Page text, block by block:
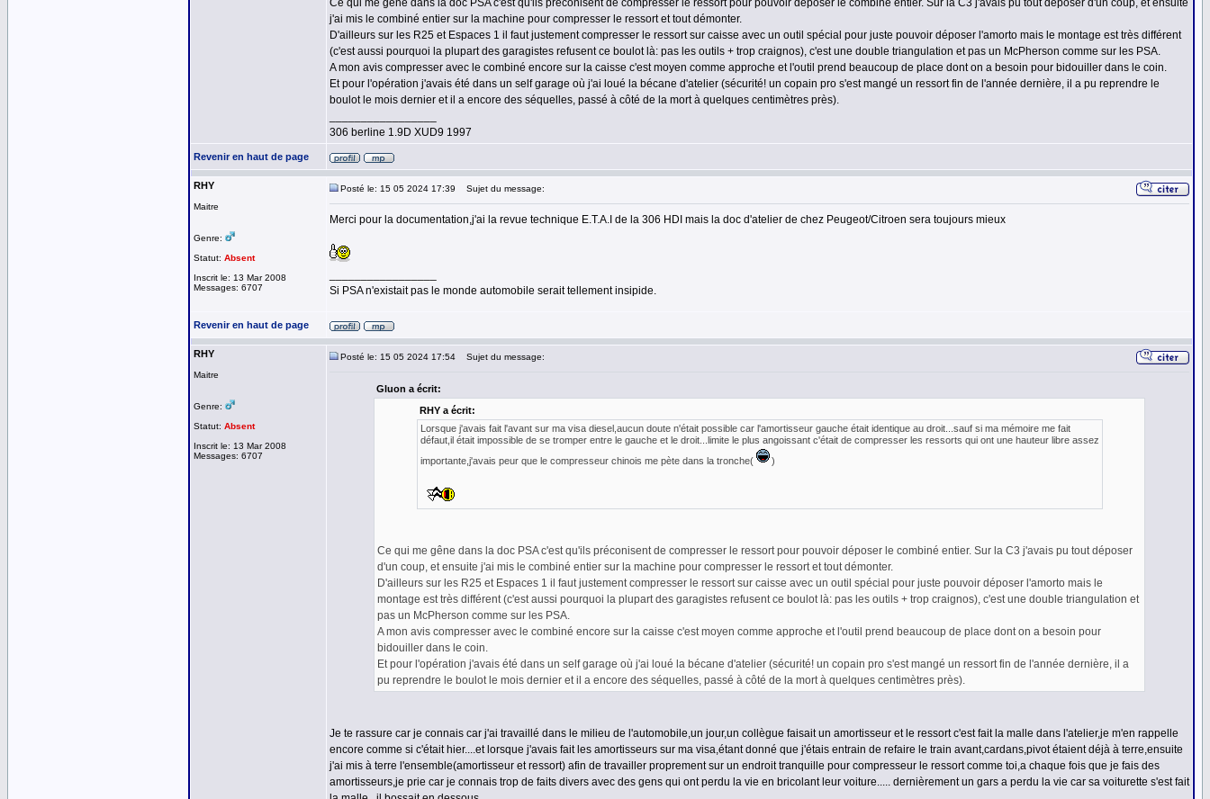
Ce qui me gêne dans la doc PSA c'est qu'ils préconisent de compresser le ressort pour pouvoir déposer le combiné entier. Sur la C3 j'avais pu tout déposer d'un coup, et ensuite
j'ai mis le combiné entier sur la machine pour compresser le ressort et tout démonter.
D'ailleurs sur les R25 et Espaces 1 il faut justement compresser le ressort sur caisse avec un outil spécial pour juste pouvoir déposer l'amorto mais le montage est très différent
(c'est aussi pourquoi la plupart des garagistes refusent ce boulot là: pas les outils + trop craignos), c'est une double triangulation et pas un McPherson comme sur les PSA.
A mon avis compresser avec le combiné encore sur la caisse c'est moyen comme approche et l'outil prend beaucoup de place dont on a besoin pour bidouiller dans le coin.
Et pour l'opération j'avais été dans un self garage où j'ai loué la bécane d'atelier (sécurité! un copain pro s'est mangé un ressort fin de l'année dernière, il a pu reprendre le
boulot le mois dernier et il a encore des séquelles, passé à côté de la mort à quelques centimètres près).
306 berline 1.9D XUD9 1997
Revenir en haut de page
RHY
Maitre
Genre:
Statut: Absent
Inscrit le: 13 Mar 2008
Messages: 6707
Posté le: 15 05 2024 17:39 Sujet du message:
Merci pour la documentation,j'ai la revue technique E.T.A.I de la 306 HDI mais la doc d'atelier de chez Peugeot/Citroen sera toujours mieux
Si PSA n'existait pas le monde automobile serait tellement insipide.
Revenir en haut de page
RHY
Maitre
Genre:
Statut: Absent
Inscrit le: 13 Mar 2008
Messages: 6707
Posté le: 15 05 2024 17:54 Sujet du message:
Gluon a écrit:
RHY a écrit:
Lorsque j'avais fait l'avant sur ma visa diesel,aucun doute n'était possible car l'amortisseur gauche était identique au droit...sauf si ma mémoire me fait
défaut,il était impossible de se tromper entre le gauche et le droit...limite le plus angoissant c'était de compresser les ressorts qui ont une hauteur libre assez
importante,j'avais peur que le compresseur chinois me pète dans la tronche(
)
Ce qui me gêne dans la doc PSA c'est qu'ils préconisent de compresser le ressort pour pouvoir déposer le combiné entier. Sur la C3 j'avais pu tout déposer
d'un coup, et ensuite j'ai mis le combiné entier sur la machine pour compresser le ressort et tout démonter.
D'ailleurs sur les R25 et Espaces 1 il faut justement compresser le ressort sur caisse avec un outil spécial pour juste pouvoir déposer l'amorto mais le
montage est très différent (c'est aussi pourquoi la plupart des garagistes refusent ce boulot là: pas les outils + trop craignos), c'est une double triangulation et
pas un McPherson comme sur les PSA.
A mon avis compresser avec le combiné encore sur la caisse c'est moyen comme approche et l'outil prend beaucoup de place dont on a besoin pour
bidouiller dans le coin.
Et pour l'opération j'avais été dans un self garage où j'ai loué la bécane d'atelier (sécurité! un copain pro s'est mangé un ressort fin de l'année dernière, il a
pu reprendre le boulot le mois dernier et il a encore des séquelles, passé à côté de la mort à quelques centimètres près).
Je te rassure car je connais car j'ai travaillé dans le milieu de l'automobile,un jour,un collègue faisait un amortisseur et le ressort c'est fait la malle dans l'atelier,je m'en rappelle
encore comme si c'était hier....et lorsque j'avais fait les amortisseurs sur ma visa,étant donné que j'étais entrain de refaire le train avant,cardans,pivot étaient déjà à terre,ensuite
j'ai mis à terre l'ensemble(amortisseur et ressort) afin de travailler proprement sur un endroit tranquille pour compresseur le ressort comme toi,a chaque fois que je fais des
amortisseurs,je prie car je connais trop de faits divers avec des gens qui ont perdu la vie en bricolant leur voiture..... dernièrement un gars a perdu la vie car sa voiturette s'est fait